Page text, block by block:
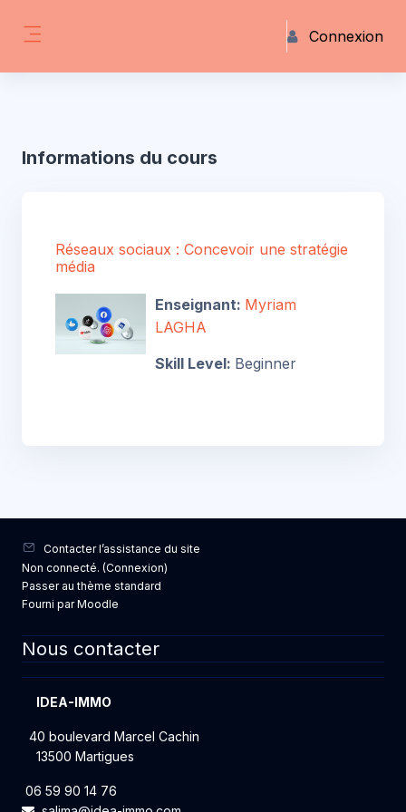
Connexion
Informations du cours
Réseaux sociaux : Concevoir une stratégie
média
Enseignant: Myriam
LAGHA
Skill Level: Beginner
Contacter l’assistance du site
Non connecté. (Connexion)
Passer au thème standard
Fourni parMoodle
Nous contacter
IDEA-IMMO
40 boulevard Marcel Cachin
13500 Martigues
06 59 90 14 76